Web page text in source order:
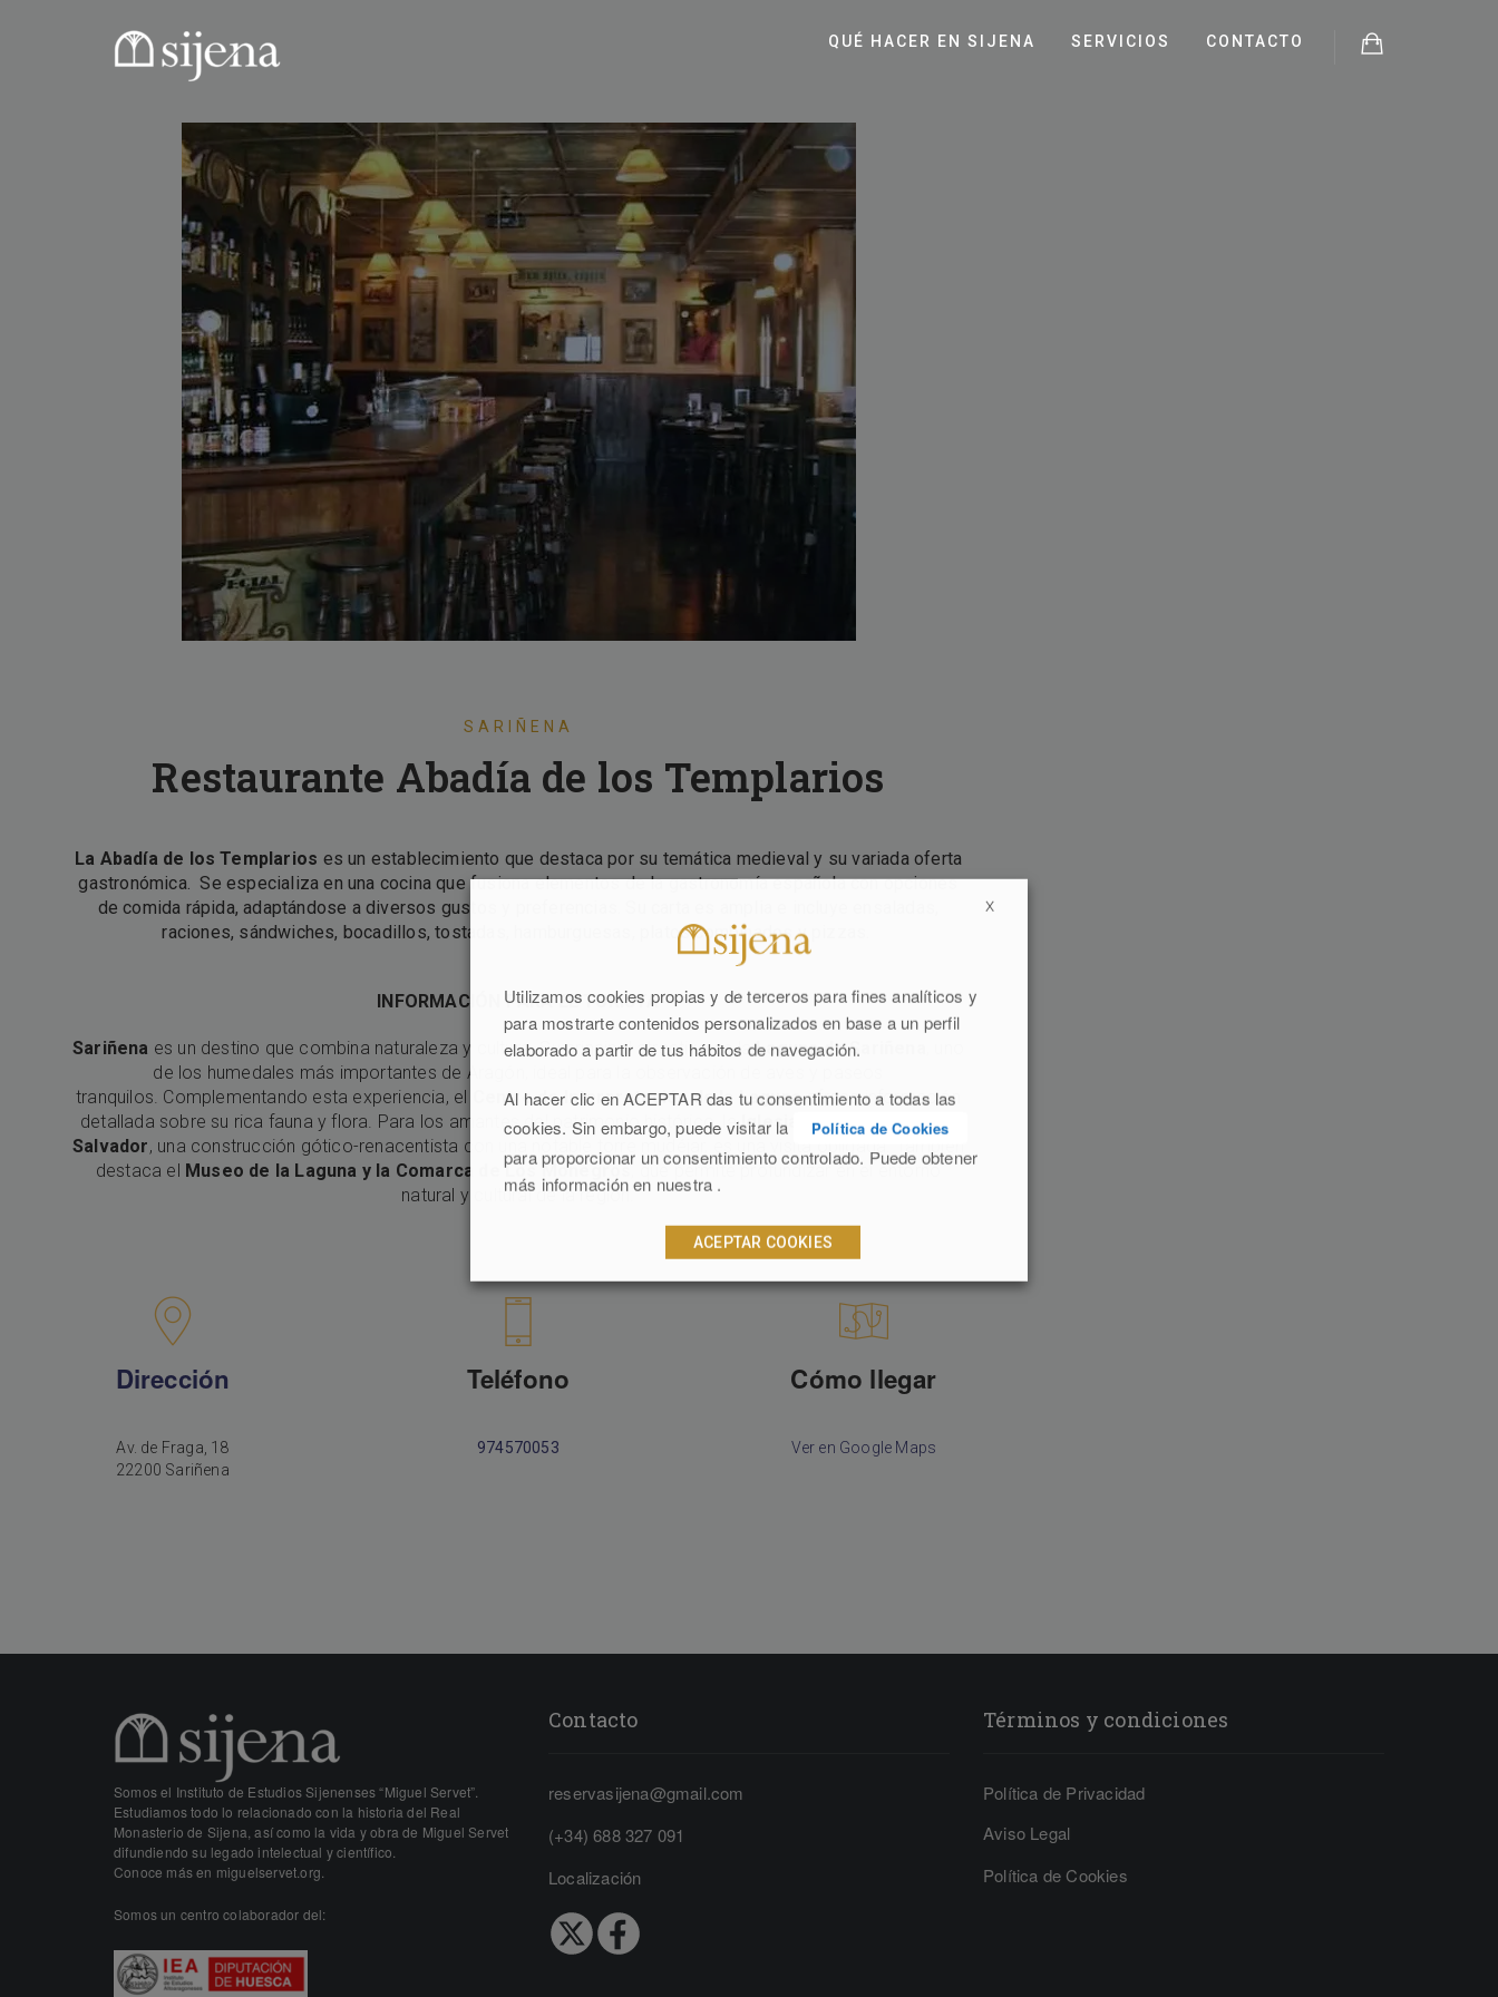
QUÉ HACER EN SIJENA SERVICIOS CONTACTO
SARIÑENA
Restaurante Abadía de los Templarios
La Abadía de los Templarios es un establecimiento que destaca por su temática medieval y su variada oferta
gastronómica. Se especializa en una cocina que fusiona elementos de la gastronomía española con opciones
de comida rápida, adaptándose a diversos gustos y preferencias. Su carta es amplia e incluye ensaladas,
raciones, sándwiches, bocadillos, tostadas, hamburguesas, platos combinados y pizzas.
INFORMACIÓN PARA EL TURISTA
Sariñena es un destino que combina naturaleza y cultura. Su principal atractivo es laLaguna de Sariñena
de los humedales más importantes de Aragón, ideal para la observación de aves y paseos
tranquilos. Complementando esta experiencia, el
Centro de Interpretación de la Lagunaofrece información
detallada sobre su rica fauna y flora. Para los amantes del patrimonio histórico, laIglesia Parroquial de San
Salvador, una construcción gótico-renacentista con una notable torre mudéjar, es una visita obligada. También
destaca el Museo de la Laguna y la Comarca de Los Monegros, que permite profundizar en el entorno
natural y cultural de la región.
Dirección
Av. de Fraga, 18
22200 Sariñena
Teléfono
974570053
Cómo llegar
Ver en Google Maps
Somos el Instituto de Estudios Sijenenses “Miguel Servet”.
Estudiamos todo lo relacionado con la historia del Real
Monasterio de Sijena, así como la vida y obra de Miguel Servet
difundiendo su legado intelectual y científico.
Conoce más en miguelservet.org.
Somos un centro colaborador del:
Contacto
reservasijena@gmail.com
(+34) 688 327 091
Localización
Términos y condiciones
Política de Privacidad
Aviso Legal
Política de Cookies
X
Utilizamos cookies propias y de terceros para fines analíticos y
para mostrarte contenidos personalizados en base a un perfil
elaborado a partir de tus hábitos de navegación.
Al hacer clic en ACEPTAR das tu consentimiento a todas las
cookies. Sin embargo, puede visitar la
Política de Cookies
para proporcionar un consentimiento controlado. Puede obtener
más información en nuestra .
ACEPTAR COOKIES